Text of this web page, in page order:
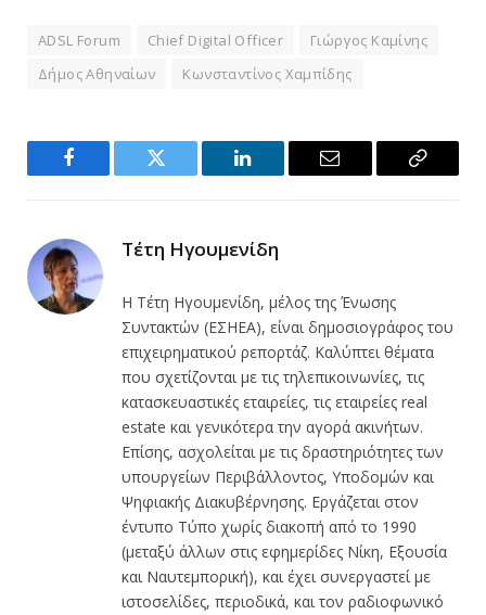
ADSL Forum Chief Digital Officer
Γιώργος Καμίνης
Δήμος Αθηναίων
Κωνσταντίνος Χαμπίδης
Facebook Twitter LinkedIn Email
Copy
Τέτη Ηγουμενίδη
Η Τέτη Ηγουμενίδη, μέλος της Ένωσης
Συντακτών (ΕΣΗΕΑ), είναι δημοσιογράφος του
επιχειρηματικού ρεπορτάζ. Καλύπτει θέματα
που σχετίζονται με τις τηλεπικοινωνίες, τις
κατασκευαστικές εταιρείες, τις εταιρείες real
estate και γενικότερα την αγορά ακινήτων.
Επίσης, ασχολείται με τις δραστηριότητες των
υπουργείων Περιβάλλοντος, Υποδομών και
Ψηφιακής Διακυβέρνησης. Εργάζεται στον
έντυπο Τύπο χωρίς διακοπή από το 1990
(μεταξύ άλλων στις εφημερίδες Νίκη, Εξουσία
και Ναυτεμπορική), και έχει συνεργαστεί με
ιστοσελίδες, περιοδικά, και τον ραδιοφωνικό